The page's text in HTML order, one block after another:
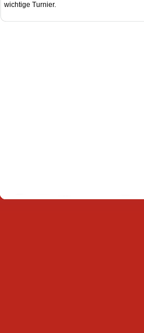
wichtige Turnier.